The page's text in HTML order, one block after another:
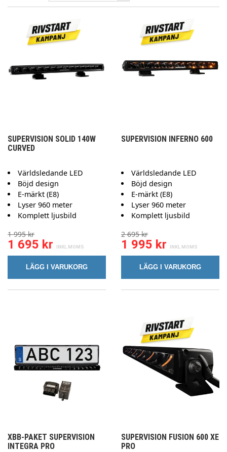
SUPERVISION SOLID 140W
CURVED
Världsledande LED
Böjd design
E-märkt (E8)
Lyser 960 meter
Komplett ljusbild
1 995 kr
1 695 kr
LÄGG I VARUKORG
SUPERVISION INFERNO 600
Världsledande LED
Böjd design
E-märkt (E8)
Lyser 960 meter
Komplett ljusbild
2 695 kr
1 995 kr
LÄGG I VARUKORG
XBB-PAKET SUPERVISION
INTEGRA PRO
SUPERVISION FUSION 600 XE
PRO